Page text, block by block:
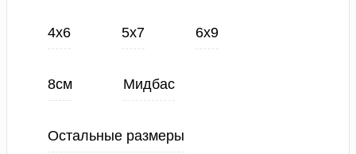
4х6 5х7 6х9
8см Мидбас
Остальные размеры